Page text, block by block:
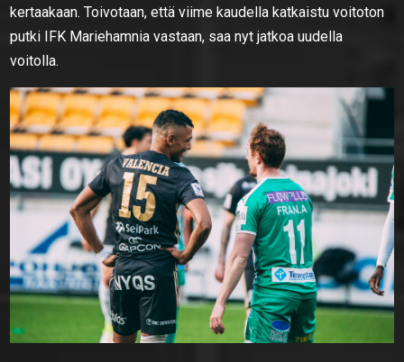
kertaakaan. Toivotaan, että viime kaudella katkaistu voitoton
putki IFK Mariehamnia vastaan, saa nyt jatkoa uudella
voitolla.